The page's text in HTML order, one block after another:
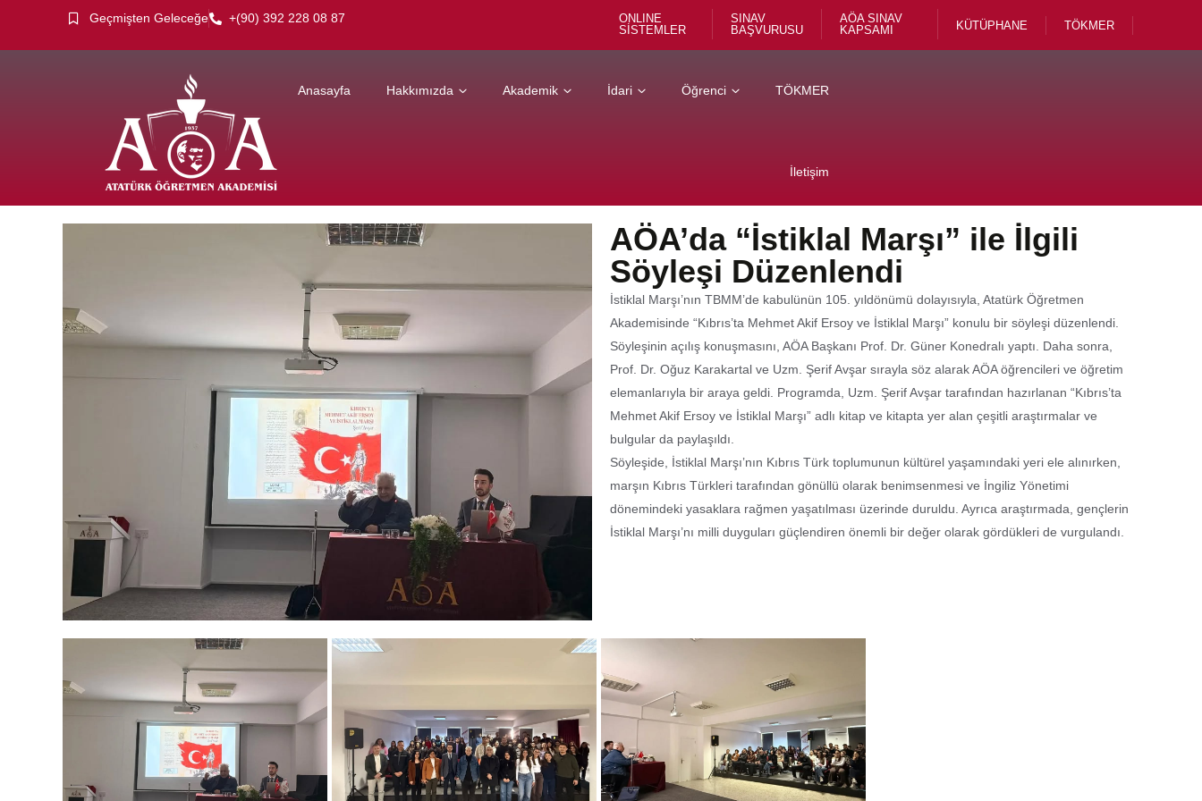
Geçmişten Geleceğe +(90) 392 228 08 87
ONLINE
SİSTEMLER
SINAV
BAŞVURUSU
AÖA SINAV
KAPSAMI
KÜTÜPHANE TÖKMER
Anasayfa Hakkımızda Akademik İdari Öğrenci TÖKMER
İletişim
AÖA’da “İstiklal Marşı” ile İlgili
Söyleşi Düzenlendi
İstiklal Marşı’nın TBMM’de kabulünün 105. yıldönümü dolayısıyla, Atatürk Öğretmen
Akademisinde “Kıbrıs’ta Mehmet Akif Ersoy ve İstiklal Marşı” konulu bir söyleşi düzenlendi.
Söyleşinin açılış konuşmasını, AÖA Başkanı Prof. Dr. Güner Konedralı yaptı. Daha sonra,
Prof. Dr. Oğuz Karakartal ve Uzm. Şerif Avşar sırayla söz alarak AÖA öğrencileri ve öğretim
elemanlarıyla bir araya geldi. Programda, Uzm. Şerif Avşar tarafından hazırlanan “Kıbrıs’ta
Mehmet Akif Ersoy ve İstiklal Marşı” adlı kitap ve kitapta yer alan çeşitli araştırmalar ve
bulgular da paylaşıldı.
Söyleşide, İstiklal Marşı’nın Kıbrıs Türk toplumunun kültürel yaşamındaki yeri ele alınırken,
marşın Kıbrıs Türkleri tarafından gönüllü olarak benimsenmesi ve İngiliz Yönetimi
dönemindeki yasaklara rağmen yaşatılması üzerinde duruldu. Ayrıca araştırmada, gençlerin
İstiklal Marşı’nı milli duyguları güçlendiren önemli bir değer olarak gördükleri de vurgulandı.